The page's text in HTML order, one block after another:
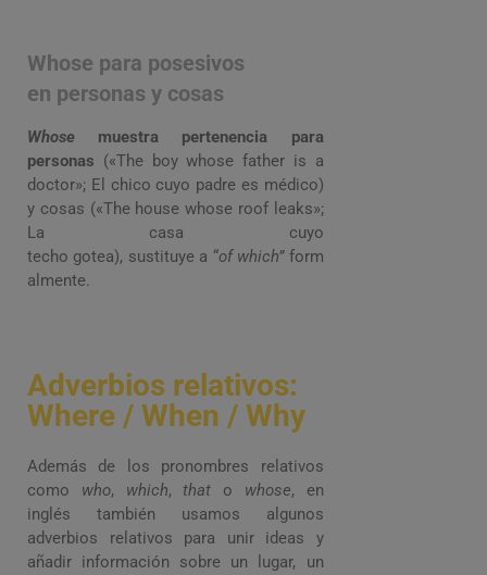
Whose para posesivos
en personas y cosas
Whose muestra pertenencia para
personas («The boy whose father is a
doctor»; El chico cuyo padre es médico)
y cosas («The house whose roof leaks»;
La casa cuyo
techo gotea), sustituye a “of which” form
almente.
Adverbios relativos:
Where / When / Why
Además de los pronombres relativos
como who, which,that o whose, en
inglés también usamos algunos
adverbios relativos para unir ideas y
añadir información sobre un lugar, un